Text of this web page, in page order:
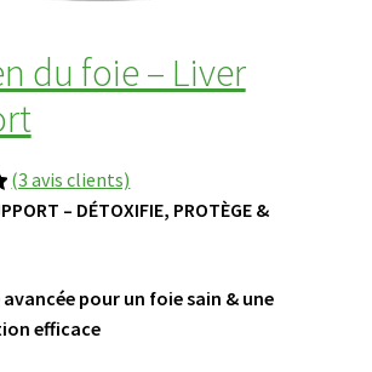
du foie – Liver
(3 avis clients)
– DÉTOXIFIE, PROTÈGE &
pour un foie sain & une
efficace